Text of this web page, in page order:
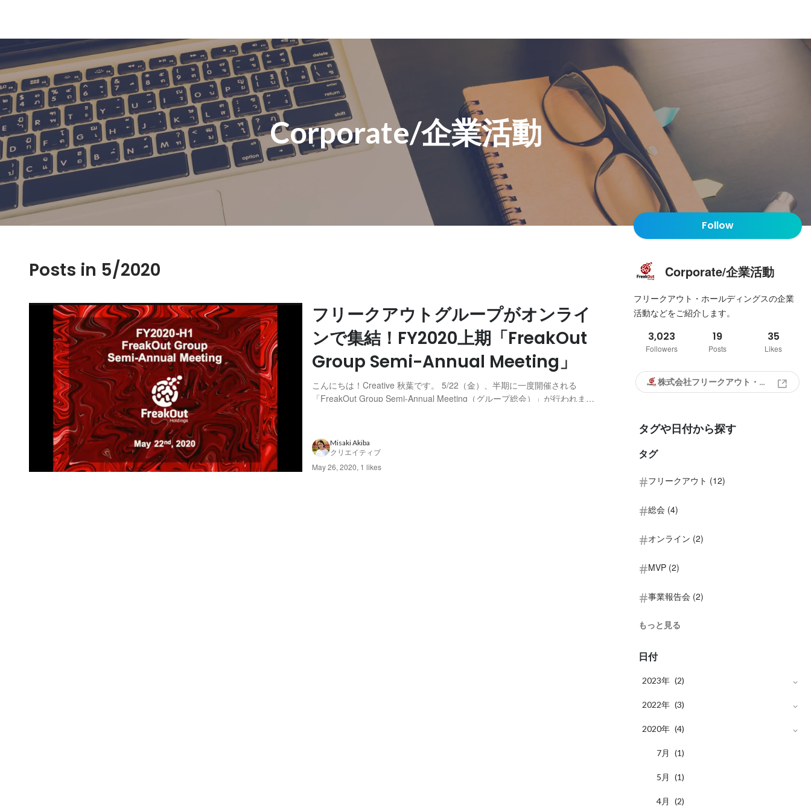
Corporate/企業活動
Posts in 5/2020
フリークアウトグループがオンライ
ンで集結！FY2020上期「FreakOut
Group Semi-Annual Meeting」
こんにちは！Creative 秋葉です。 5/22（金）、半期に一度開催される
「FreakOut Group Semi-Annual Meeting（グループ総会）」が行われまし
催と...Misaki Akiba
クリエイティブ
May 26, 2020, 1 likes
Follow
Corporate/企業活動
フリークアウト・ホールディングスの企業
活動などをご紹介します。
3,023
Followers
19
Posts
35
Likes
株式会社フリークアウト・ホールディングス
タグや日付から探す
タグ
フリークアウト (12)
総会 (4)
オンライン (2)
MVP (2)
事業報告会 (2)
もっと見る
日付
2023年 (2)
1月 (2)
2022年 (3)
10月 (1)
7月 (1)
6 月 (1)
2020年 (4)
7月 (1)
5 月 (1)
4月 (2)